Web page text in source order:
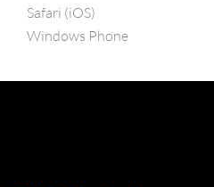
Safari (iOS)
Windows Phone